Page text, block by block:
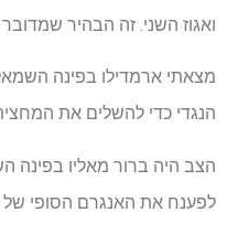
ואגוז השני. זה הבהיר שמדובר
מצאתי ארמדילו בפינה
הנגדי כדי להשלים את
הצב היה ברור מאליו בפינה
לפענח את האנגרם הסופי של